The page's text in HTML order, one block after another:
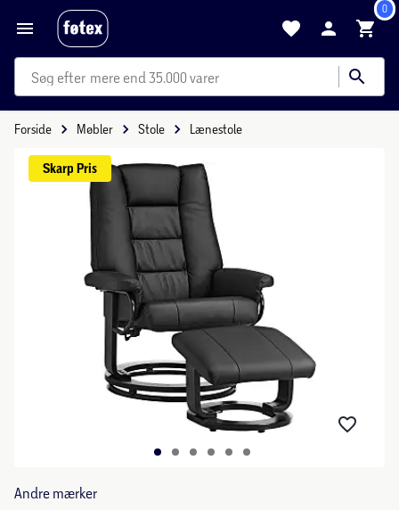
0
mere end 35.000 varer
Forside Møbler Stole Lænestole
Skarp Pris
Andre mærker